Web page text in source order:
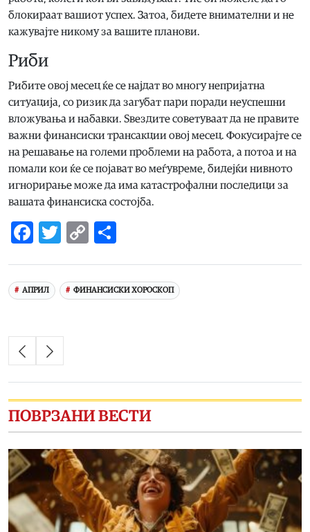
блокираат вашиот успех. Затоа, бидете внимателни и не
кажувајте никому за вашите планови.
Риби
Рибите овој месец ќе се најдат во многу непријатна
ситуација, со ризик да загубат пари поради неуспешни
вложувања и набавки. Ѕвездите советуваат да не правите
важни финансиски трансакции овој месец. Фокусирајте се
на решавање на големи проблеми на работа, а потоа и на
помали кои ќе се појават во меѓувреме, бидејќи нивното
игнорирање може да има катастрофални последици за
вашата финансиска состојба.
Facebook
Twitter
Copy
АПРИЛ ФИНАНСИСКИ ХОРОСКОП
ПОВРЗАНИ ВЕСТИ